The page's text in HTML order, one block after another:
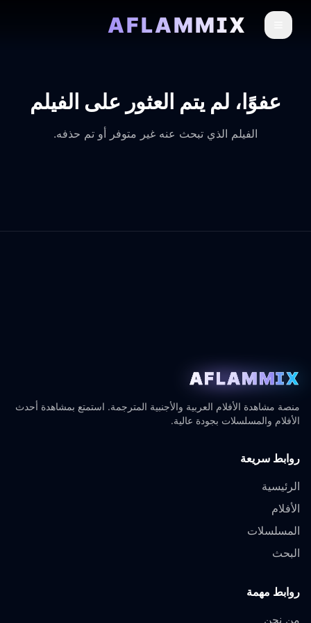
AFLAMMIX
عفوًا، لم يتم العثور على الفيلم
الفيلم الذي تبحث عنه غير متوفر أو تم حذفه.
AFLAMMIX
منصة مشاهدة الأفلام العربية والأجنبية المترجمة. استمتع بمشاهدة أحدث
الأفلام والمسلسلات بجودة عالية.
روابط سريعة
الرئيسية
الأفلام
المسلسلات
البحث
روابط مهمة
من نحن